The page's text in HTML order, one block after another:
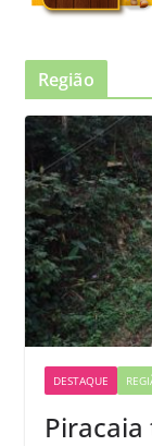
Região
DESTAQUE